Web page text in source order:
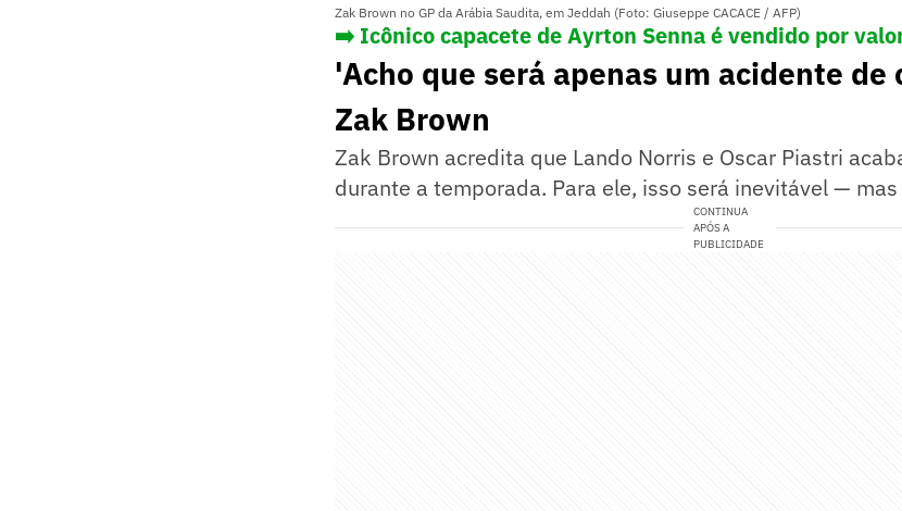
Zak Brown no GP da Arábia Saudita, em Jeddah (Foto: Giuseppe CACACE / AFP)
➡️ Icônico capacete de Ayrton Senna é vendido por
'Acho que será apenas um acidente de
Zak Brown
Zak Brown acredita que Lando Norris e Oscar Piastri
durante a temporada. Para ele, isso será inevitável —
CONTINUA
APÓS A
PUBLICIDADE